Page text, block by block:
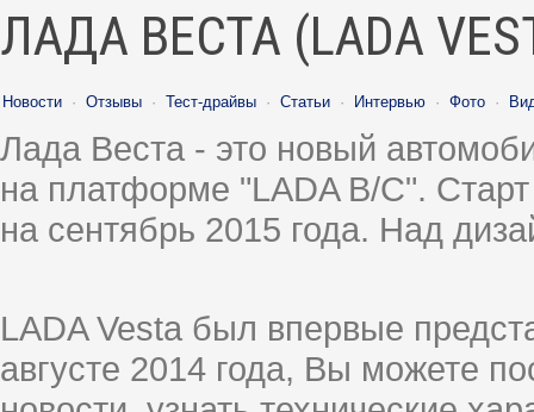
ЛАДА ВЕСТА (LADA
Новости · Отзывы · Тест-драйвы · Статьи · Интервью · Фото ·
Лада Веста - это новый
на платформе "LADA B/C".
на сентябрь 2015 года. Над
LADA Vesta был впервые
августе 2014 года, Вы можете